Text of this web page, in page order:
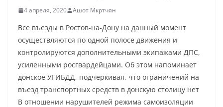
4 апреля, 2020 Ашот Мкртчян
Все въезды в Ростов-на-Дону на данный момент
осуществляются по одной полосе движения и
контролируются дополнительными экипажами ДПС,
усиленными росгвардейцами. Об этом напоминает
донское УГИБДД, подчеркивая, что ограничений на
въезд транспортных средств в донскую столицу нет
В отношении нарушителей режима самоизоляции